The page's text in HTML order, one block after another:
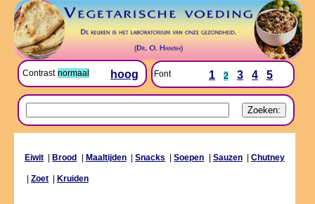
Contrast normaal hoog Font 1 2 3 4 5
Eiwit Brood Maaltijden|Snacks |Soepen Sauzen|Chutney
Zoet Kruiden